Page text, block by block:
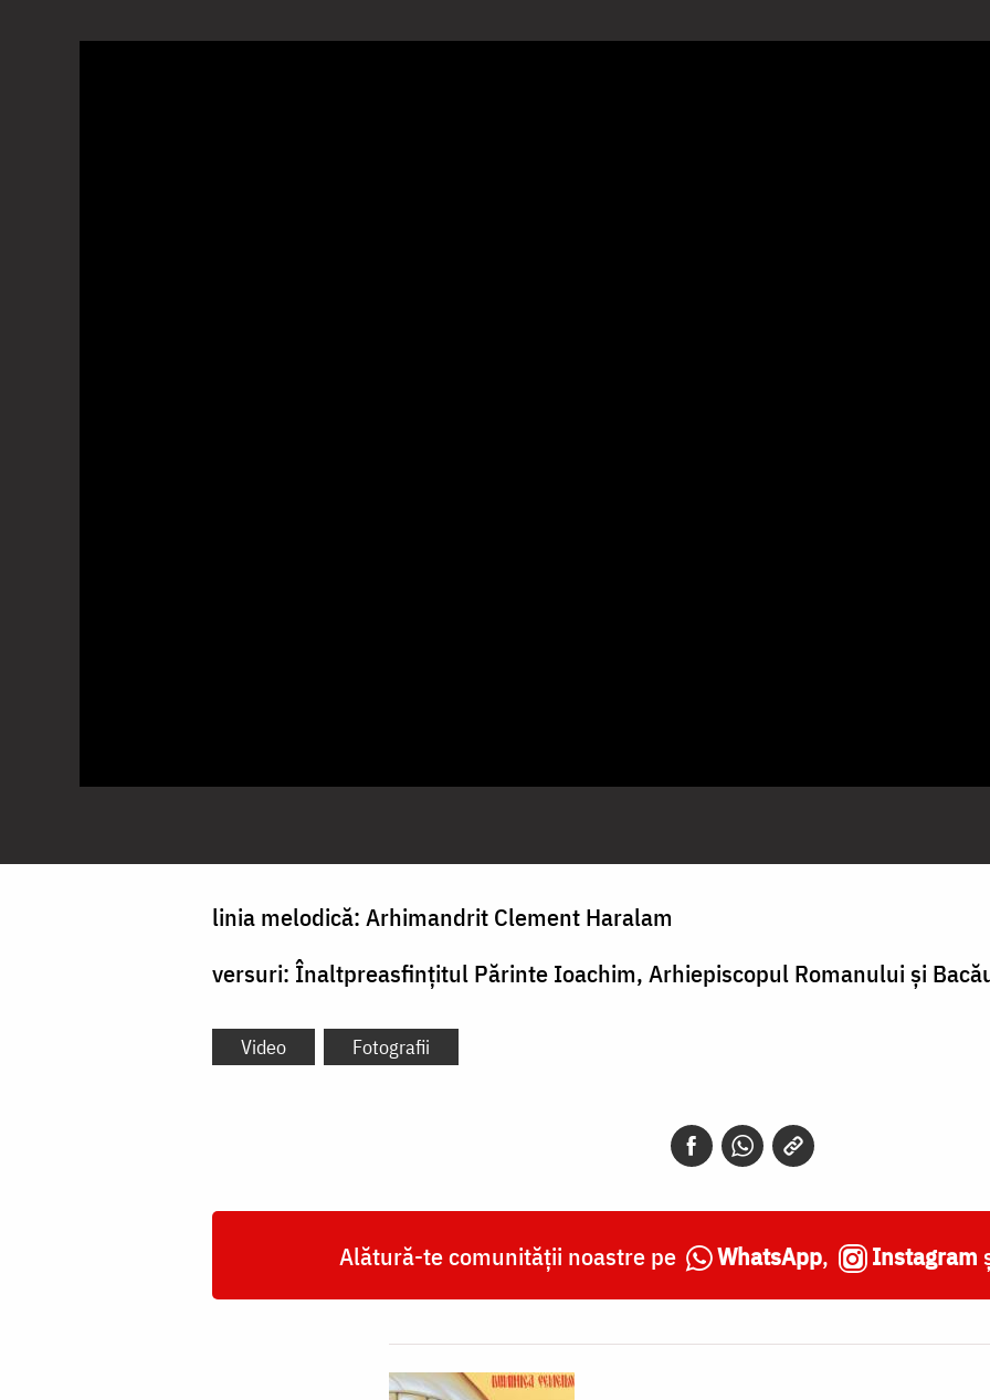
linia melodică: Arhimandrit Clement Haralam
versuri: Înaltpreasfințitul Părinte Ioachim, Arhiepiscopul Romanului și
Video Fotografii
Alătură-te comunității noastre pe WhatsApp, Instagram